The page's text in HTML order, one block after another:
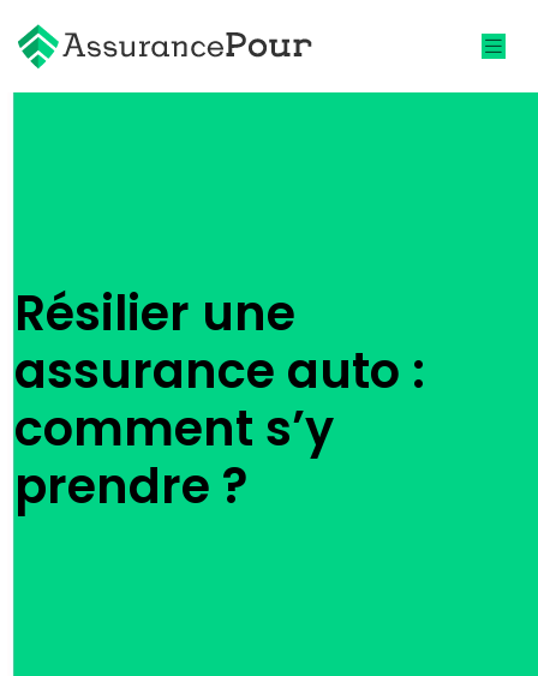
Résilier une
assurance auto :
comment s’y
prendre ?